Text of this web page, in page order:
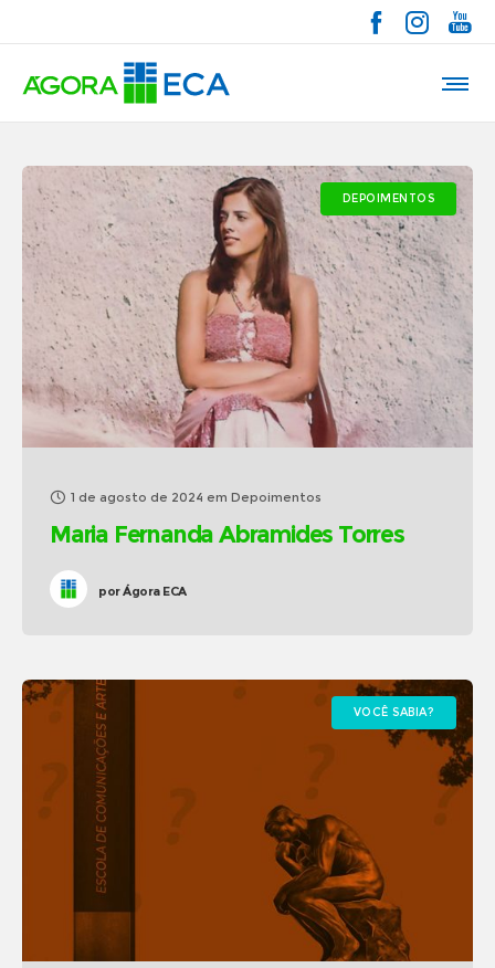
DEPOIMENTOS
1 de agosto de 2024 em Depoimentos
Maria Fernanda Abramides Torres
porÁgora ECA
VOCÊ SABIA?